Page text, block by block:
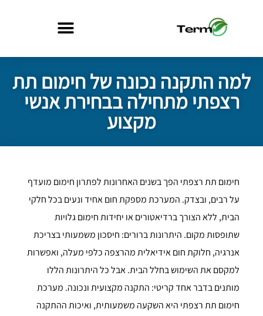
למה התקנה נכונה של חימום תת
רצפתי מתחילה בבחירת אנשי
מקצוע
חימום תת רצפתי הפך בשנים האחרונות לפתרון חימום מועדף
על רבים, ובצדק. המערכת מספקת חום אחיד ונעים בכל חלקי
הבית, ללא הצורך ברדיאטורים או יחידות חימום גלויות
שתופסות מקום. היתרונות ברורים: חיסכון משמעותי בצריכת
אנרגיה, חלוקת חום אידיאלית מהרצפה כלפי מעלה, ואפשרות
למקסם את השימוש בחלל הבית. אבל כל היתרונות הללו
מותנים בדבר אחד קריטי: התקנה מקצועית ונכונה. מערכת
חימום תת רצפתי היא השקעה משמעותית, ואיכות ההתקנה